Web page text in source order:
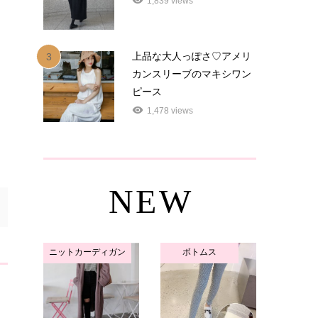
3
上品な大人っぽさ♡アメリ
カンスリーブのマキシワン
ピース
1,478 views
NEW
ニットカーディガン ボトムス